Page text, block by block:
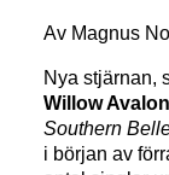
Av Magnus
Nya stjärnan,
Willow Avalon
Southern
i början av